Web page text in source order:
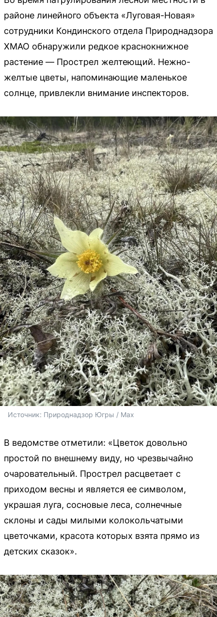
районе линейного объекта «Луговая-Новая»
сотрудники Кондинского отдела Природнадзора
ХМАО обнаружили редкое краснокнижное
растение — Прострел желтеющий. Нежно-
желтые цветы, напоминающие маленькое
солнце, привлекли внимание инспекторов.
Источник: Природнадзор Югры / Max
В ведомстве отметили: «Цветок довольно
простой по внешнему виду, но чрезвычайно
очаровательный. Прострел расцветает с
приходом весны и является ее символом,
украшая луга, сосновые леса, солнечные
склоны и сады милыми колокольчатыми
цветочками, красота которых взята прямо из
детских сказок».